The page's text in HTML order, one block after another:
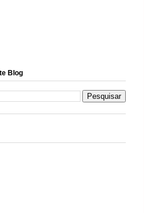
Blog